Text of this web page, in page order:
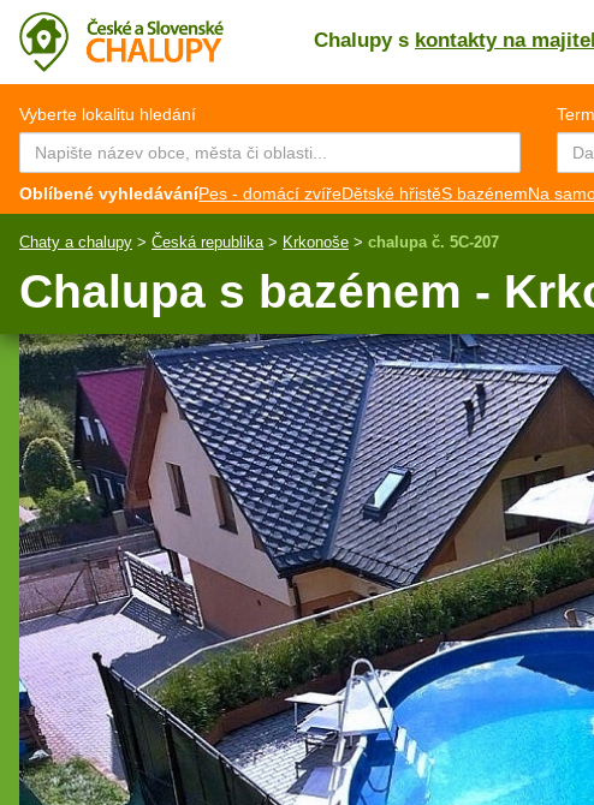
Chalupy s kontakty na
CZ EN
Vyberte lokalitu hledání
Oblíbené vyhledáváníPes - domácí zvířeDětské hřistěS bazénemNa
Chaty a chalupy > Česká republika > Krkonoše > chalupa č. 5C-207
Chalupa s bazénem -